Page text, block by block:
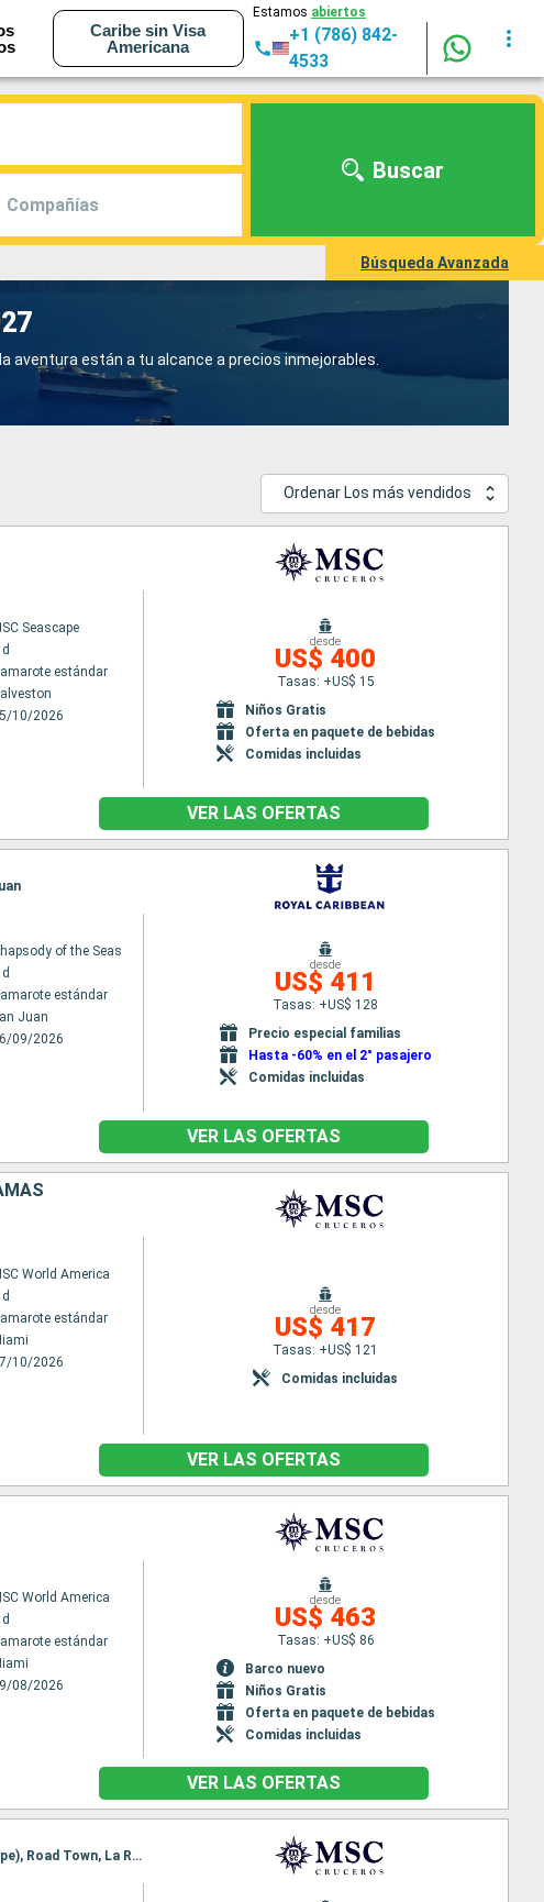
Caribe sin Visa
Americana
Estamos abiertos
+1 (786) 842-
4533
Compañías
Buscar
Búsqueda Avanzada
están a tu alcance a precios inmejorables.
Ordenar Los más vendidos
Seascape
estándar
10/2026
desde
US$ 400
Tasas: +US$ 15
Niños Gratis
Oferta en paquete de bebidas
Comidas incluidas
VER LAS OFERTAS
of the Seas
estándar
Juan
09/2026
desde
US$ 411
Tasas: +US$ 128
Precio especial familias
Hasta -60% en el 2° pasajero
Comidas incluidas
VER LAS OFERTAS
World America
estándar
10/2026
desde
US$ 417
Tasas: +US$ 121
Comidas incluidas
VER LAS OFERTAS
World America
estándar
08/2026
desde
US$ 463
Tasas: +US$ 86
Barco nuevo
Niños Gratis
Oferta en paquete de bebidas
Comidas incluidas
VER LAS OFERTAS
Itinerario : La Romana, Isla Catalina, Bridgetown, Fort-de-France, Pointe a pitre (Guadalupe), Road Town, La Romana